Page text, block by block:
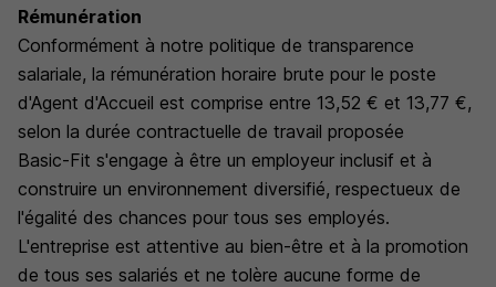
Rémunération
Conformément à notre politique de transparence
salariale, la rémunération horaire brute pour le poste
d'Agent d'Accueil est comprise entre 13,52 € et 13,77 €,
selon la durée contractuelle de travail proposée
Basic-Fit s'engage à être un employeur inclusif et à
construire un environnement diversifié, respectueux de
l'égalité des chances pour tous ses employés.
L'entreprise est attentive au bien-être et à la promotion
de tous ses salariés et ne tolère aucune forme de